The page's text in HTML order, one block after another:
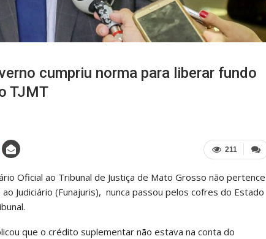
cumpriu norma para liberar fundo
TJMT
211
Oficial ao Tribunal de Justiça de Mato Grosso não pertence
Judiciário (Funajuris), nunca passou pelos cofres do Estado
que o crédito suplementar não estava na conta do